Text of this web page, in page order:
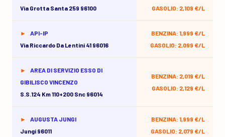
Via Grotta Santa 259 96100
GASOLIO: 2,109 €/L
API-IP
Via Riccardo Da Lentini 41 96016
BENZINA: 1,999 €/L
GASOLIO: 2,099 €/L
AREA DI SERVIZIO ESSO DI
GIBILISCO VINCENZO
S.s.124 Km 110+200 Snc 96014
BENZINA: 2,019 €/L
GASOLIO: 2,129 €/L
AUGUSTA JUNGI
Jungi 96011
BENZINA: 1,999 €/L
GASOLIO: 2,079 €/L